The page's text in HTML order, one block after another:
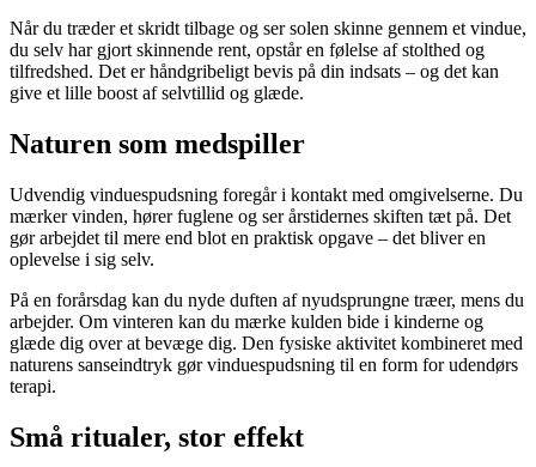
Når du træder et skridt tilbage og ser solen skinne gennem et vindue,
du selv har gjort skinnende rent, opstår en følelse af stolthed og
tilfredshed. Det er håndgribeligt bevis på din indsats – og det kan
give et lille boost af selvtillid og glæde.
Naturen som medspiller
Udvendig vinduespudsning foregår i kontakt med omgivelserne. Du
mærker vinden, hører fuglene og ser årstidernes skiften tæt på. Det
gør arbejdet til mere end blot en praktisk opgave – det bliver en
oplevelse i sig selv.
På en forårsdag kan du nyde duften af nyudsprungne træer, mens du
arbejder. Om vinteren kan du mærke kulden bide i kinderne og
glæde dig over at bevæge dig. Den fysiske aktivitet kombineret med
naturens sanseindtryk gør vinduespudsning til en form for udendørs
terapi.
Små ritualer, stor effekt